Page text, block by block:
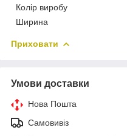
Колір виробу
Ширина
Приховати
Умови доставки
Нова Пошта
Самовивіз